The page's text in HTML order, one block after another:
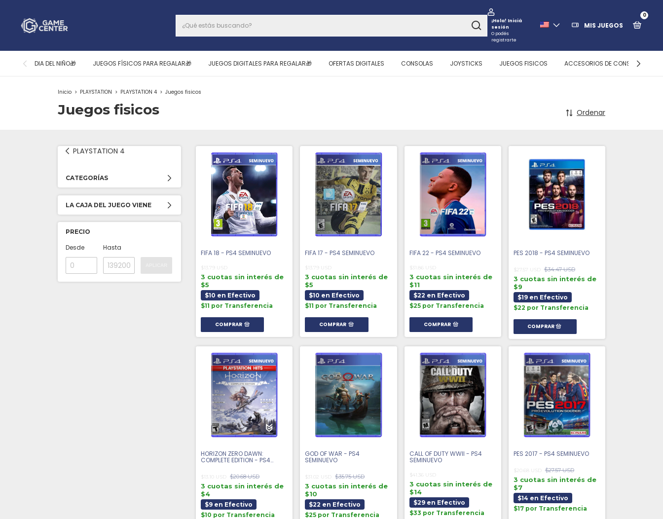
¡Hola! Iniciá
sesión
O podés
registrarte
MIS JUEGOS
0
DIA DEL NIÑO🎁 JUEGOS FÍSICOS PARA REGALAR🎁 JUEGOS DIGITALES PARA REGALAR🎁 OFERTAS DIGITALES CONSOLAS JOYSTICKS JUEGOS FISICOS ACCESORIOS DE CONSOLAS
Inicio > PLAYSTATION > PLAYSTATION 4 > Juegos fisicos
Juegos fisicos Ordenar
PLAYSTATION 4
CATEGORÍAS
LA CAJA DEL JUEGO VIENE
PRECIO
Desde Hasta
FIFA 18 - PS4 SEMINUEVO
$13.79 USD
3 cuotas sin interés de
$5
$10 en Efectivo
$11 por Transferencia
COMPRAR
FIFA 17 - PS4 SEMINUEVO
$13.79 USD
3 cuotas sin interés de
$5
$10 en Efectivo
$11 por Transferencia
COMPRAR
FIFA 22 - PS4 SEMINUEVO
$31.86 USD
3 cuotas sin interés de
$11
$22 en Efectivo
$25 por Transferencia
COMPRAR
PES 2018 - PS4 SEMINUEVO
$27.57 USD $34.47 USD
3 cuotas sin interés de
$9
$19 en Efectivo
$22 por Transferencia
HORIZON ZERO DAWN:
COMPLETE EDITION - PS4
$13.10 USD $20.68 USD
3 cuotas sin interés de
$4
$9 en Efectivo
$10 por Transferencia
GOD OF WAR - PS4
SEMINUEVO
$31.02 USD $35.75 USD
3 cuotas sin interés de
$10
$22 en Efectivo
$25 por Transferencia
CALL OF DUTY WWII - PS4
SEMINUEVO
$41.36 USD
3 cuotas sin interés de
$14
$29 en Efectivo
$33 por Transferencia
PES 2017 - PS4 SEMINUEVO
$20.68 USD $27.57 USD
3 cuotas sin interés de
$7
$14 en Efectivo
$17 por Transferencia